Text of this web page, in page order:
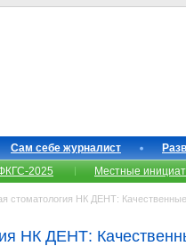
Сам себе журналист
2025 Местные
стоматология НК ДЕНТ:
НК ДЕНТ: